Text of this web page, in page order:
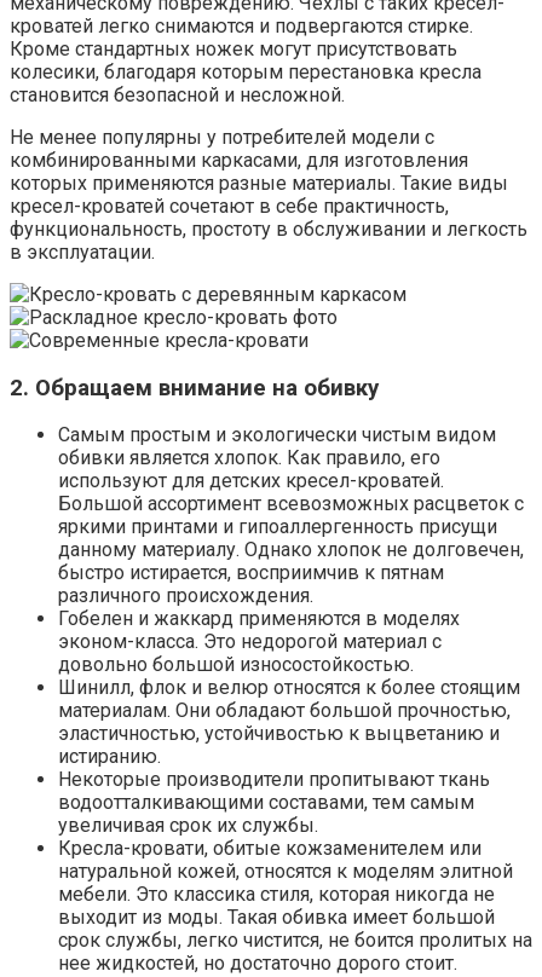
кроватей легко снимаются и подвергаются стирке.
Кроме стандартных ножек могут присутствовать
колесики, благодаря которым перестановка кресла
становится безопасной и несложной.
Не менее популярны у потребителей модели с
комбинированными каркасами, для изготовления
которых применяются разные материалы. Такие виды
кресел-кроватей сочетают в себе практичность,
функциональность, простоту в обслуживании и легкость
в эксплуатации.
2. Обращаем внимание на обивку
Самым простым и экологически чистым видом
обивки является хлопок. Как правило, его
используют для детских кресел-кроватей.
Большой ассортимент всевозможных расцветок с
яркими принтами и гипоаллергенность присущи
данному материалу. Однако хлопок не долговечен,
быстро истирается, восприимчив к пятнам
различного происхождения.
Гобелен и жаккард применяются в моделях
эконом-класса. Это недорогой материал с
довольно большой износостойкостью.
Шинилл, флок и велюр относятся к более стоящим
материалам. Они обладают большой прочностью,
эластичностью, устойчивостью к выцветанию и
истиранию.
Некоторые производители пропитывают ткань
водоотталкивающими составами, тем самым
увеличивая срок их службы.
Кресла-кровати, обитые кожзаменителем или
натуральной кожей, относятся к моделям элитной
мебели. Это классика стиля, которая никогда не
выходит из моды. Такая обивка имеет большой
срок службы, легко чистится, не боится пролитых на
нее жидкостей, но достаточно дорого стоит.